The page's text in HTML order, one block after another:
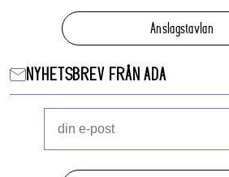
Anslagstavlan
NYHETSBREV FRÅN ADA